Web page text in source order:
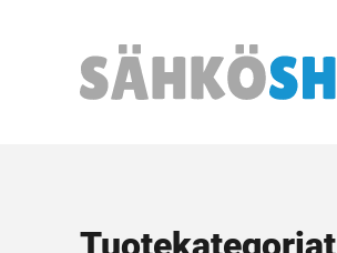
Päävalikko